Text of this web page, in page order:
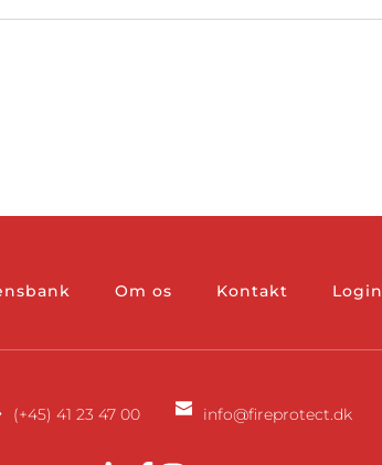
Om os Kontakt Login
(+45) 41 23 47 00 info@fireprotect.dk